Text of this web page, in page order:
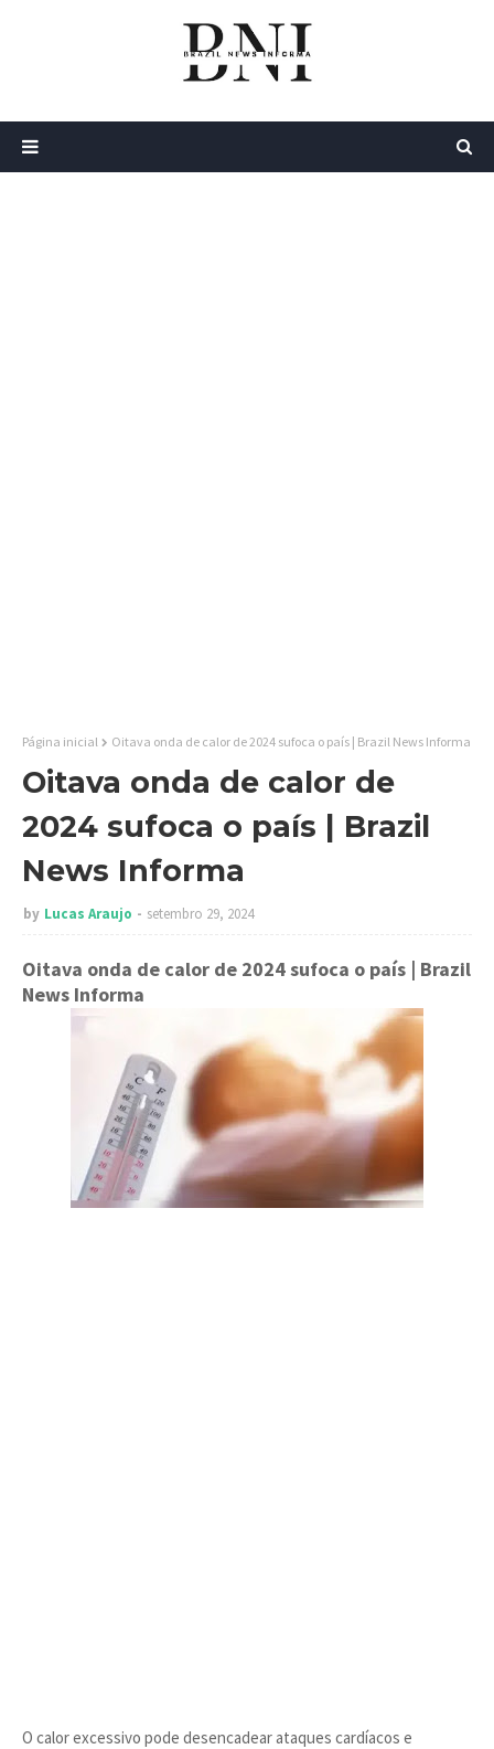
Página inicial Oitava onda de calor de 2024 sufoca o país | Brazil News Informa
Oitava onda de calor de
2024 sufoca o país | Brazil
News Informa
by Lucas Araujo setembro 29, 2024
Oitava onda de calor de 2024 sufoca o país | Brazil
News Informa
O calor excessivo pode desencadear ataques cardíacos e